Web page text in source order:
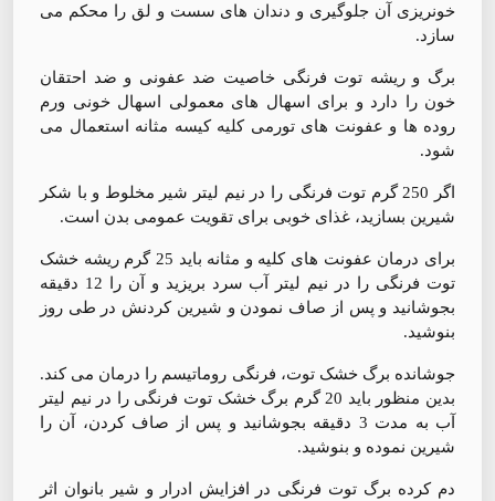
خونریزی آن جلوگیری و دندان های سست و لق را محکم می
سازد.
برگ و ریشه توت فرنگی خاصیت ضد عفونی و ضد احتقان
خون را دارد و برای اسهال های معمولی اسهال خونی ورم
روده ها و عفونت های تورمی کلیه کیسه مثانه استعمال می
شود.
اگر 250 گرم توت فرنگی را در نیم لیتر شیر مخلوط و با شکر
شیرین بسازید، غذای خوبی برای تقویت عمومی بدن است.
برای درمان عفونت های کلیه و مثانه باید 25 گرم ریشه خشک
توت فرنگی را در نیم لیتر آب سرد بریزید و آن را 12 دقیقه
بجوشانید و پس از صاف نمودن و شیرین کردنش در طی روز
بنوشید.
جوشانده برگ خشک توت، فرنگی روماتیسم را درمان می کند.
بدین منظور باید 20 گرم برگ خشک توت فرنگی را در نیم لیتر
آب به مدت 3 دقیقه بجوشانید و پس از صاف کردن، آن را
شیرین نموده و بنوشید.
دم کرده برگ توت فرنگی در افزایش ادرار و شیر بانوان اثر